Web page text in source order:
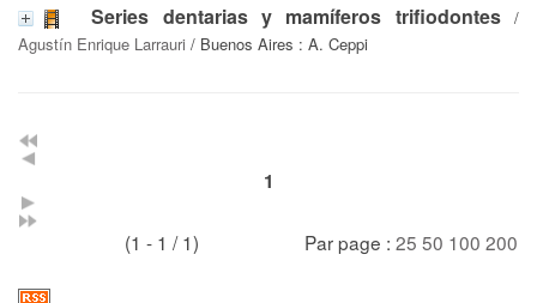
Series dentarias y mamíferos trifiodontes/
Agustín Enrique Larrauri / Buenos Aires : A. Ceppi
1
(1 - 1 / 1) Par page : 25 50 100 200